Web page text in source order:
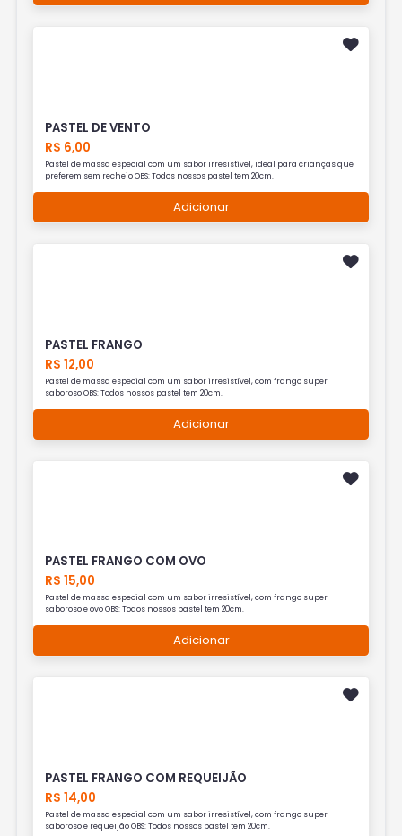
PASTEL DE VENTO
R$ 6,00
Pastel de massa especial com um sabor irresistível, ideal para crianças que
preferem sem recheio OBS: Todos nossos pastel tem 20cm.
Adicionar
PASTEL FRANGO
R$ 12,00
Pastel de massa especial com um sabor irresistível, com frango super
saboroso OBS: Todos nossos pastel tem 20cm.
Adicionar
PASTEL FRANGO COM OVO
R$ 15,00
Pastel de massa especial com um sabor irresistível, com frango super
saboroso e ovo OBS: Todos nossos pastel tem 20cm.
Adicionar
PASTEL FRANGO COM REQUEIJÃO
R$ 14,00
Pastel de massa especial com um sabor irresistível, com frango super
saboroso e requeijão OBS: Todos nossos pastel tem 20cm.